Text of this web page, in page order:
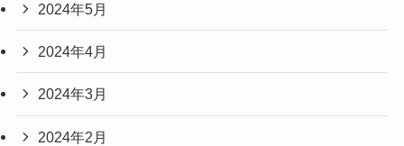
2024年5月
2024年4月
2024年3月
2024年2月